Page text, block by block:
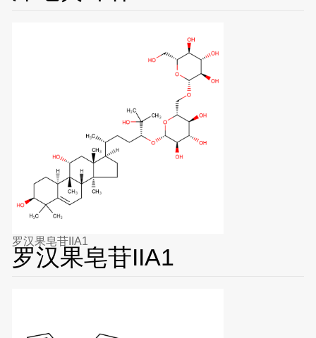
罗汉果皂苷IIA1
罗汉果皂苷IIA1